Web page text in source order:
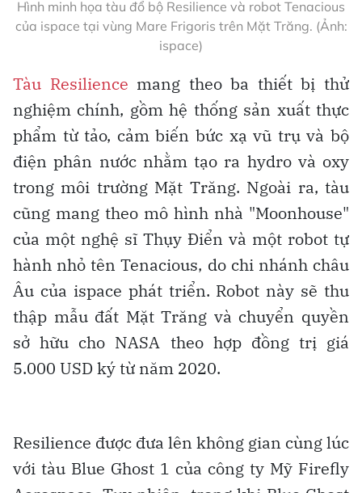
Hình minh họa tàu đổ bộ Resilience và robot Tenacious
của ispace tại vùng Mare Frigoris trên Mặt Trăng. (Ảnh:
ispace)
Tàu Resilience mang theo ba thiết bị thử
nghiệm chính, gồm hệ thống sản xuất thực
phẩm từ tảo, cảm biến bức xạ vũ trụ và bộ
điện phân nước nhằm tạo ra hydro và oxy
trong môi trường Mặt Trăng. Ngoài ra, tàu
cũng mang theo mô hình nhà "Moonhouse"
của một nghệ sĩ Thụy Điển và một robot tự
hành nhỏ tên Tenacious, do chi nhánh châu
Âu của ispace phát triển. Robot này sẽ thu
thập mẫu đất Mặt Trăng và chuyển quyền
sở hữu cho NASA theo hợp đồng trị giá
5.000 USD ký từ năm 2020.
Resilience được đưa lên không gian cùng lúc
với tàu Blue Ghost 1 của công ty Mỹ Firefly